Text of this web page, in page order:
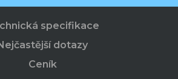
specifikace
dotazy
Ceník